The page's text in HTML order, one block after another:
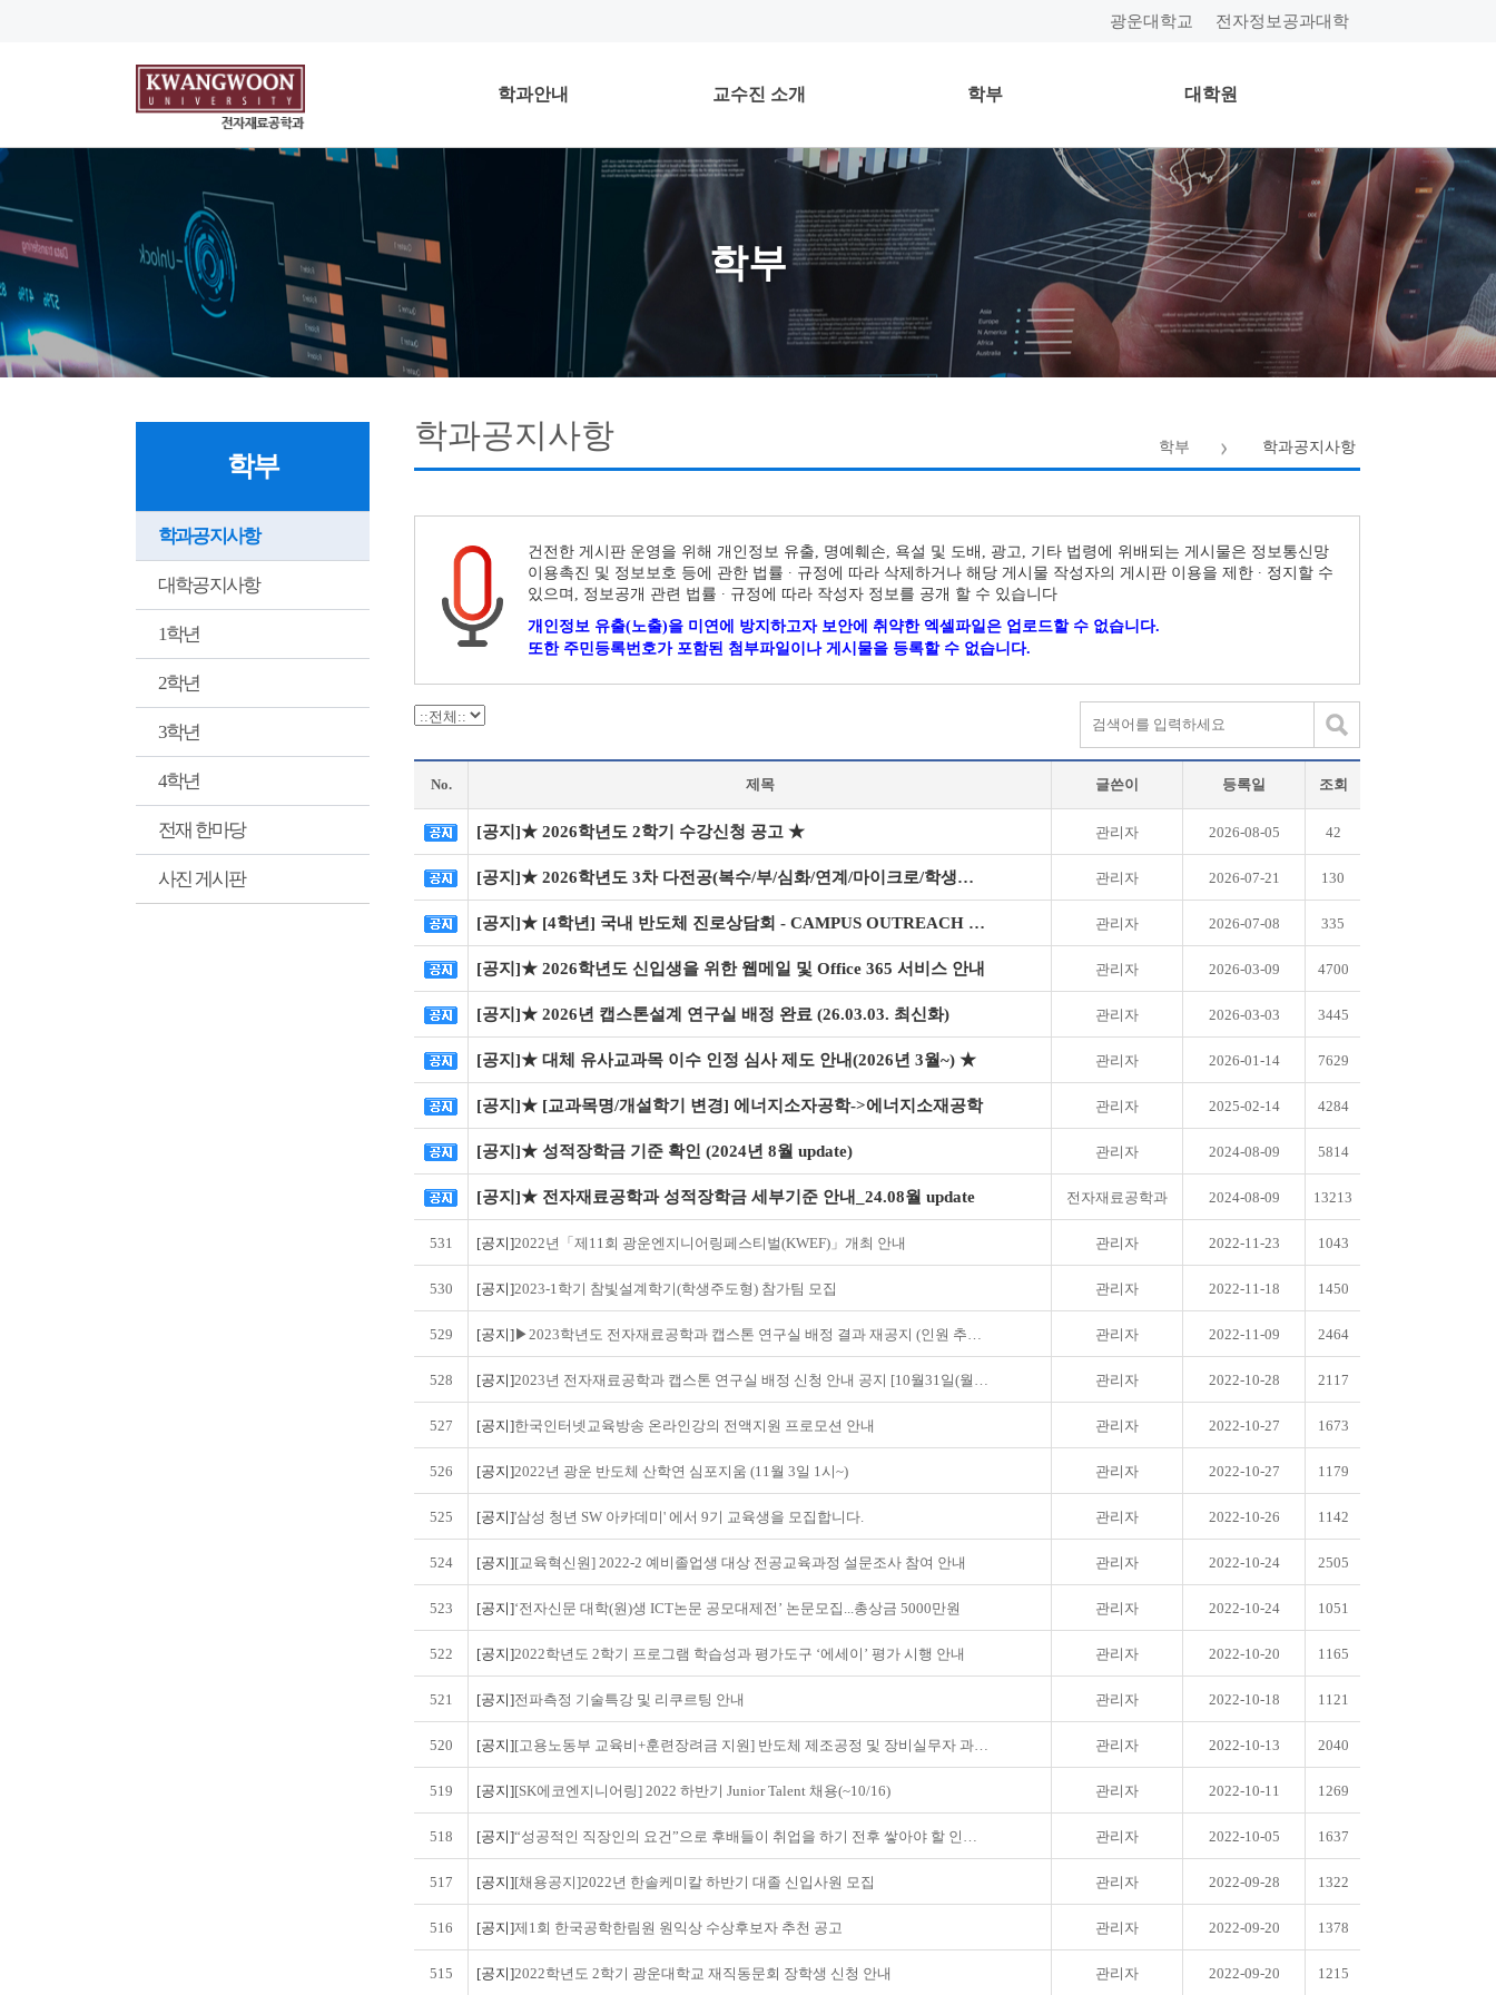
광운대학교 전자정보공과대학
학과안내 교수진 소개 학부 대학원
학부
학부
학과공지사항
대학공지사항
1학년
2학년
3학년
4학년
전재 한마당
사진 게시판
학부 학과공지사항
학과공지사항
건전한 게시판 운영을 위해 개인정보 유출, 명예훼손, 욕설 및 도배, 광고, 기타 법령에 위배되는 게시물은 정보통신망
이용촉진 및 정보보호 등에 관한 법률 ∙ 규정에 따라 삭제하거나 해당 게시물 작성자의 게시판 이용을 제한 ∙ 정지할 수
있으며, 정보공개 관련 법률 ∙ 규정에 따라 작성자 정보를 공개 할 수 있습니다
개인정보 유출(노출)을 미연에 방지하고자 보안에 취약한 엑셀파일은 업로드할 수 없습니다.
또한 주민등록번호가 포함된 첨부파일이나 게시물을 등록할 수 없습니다.
No. 제목 글쓴이 등록일 조회
[공지]★ 2026학년도 2학기 수강신청 공고 ★ 관리자 2026-08-05 42
[공지]★ 2026학년도 3차 다전공(복수/부/심화/연계/마이크로/학생설계융합전공) 신청 안내 관리자 2026-07-21 130
[공지]★ [4학년] 국내 반도체 진로상담회 - CAMPUS OUTREACH 2026 개최 안내 관리자 2026-07-08 335
[공지]★ 2026학년도 신입생을 위한 웹메일 및 Office 365 서비스 안내 관리자 2026-03-09 4700
[공지]★ 2026년 캡스톤설계 연구실 배정 완료 (26.03.03. 최신화) 관리자 2026-03-03 3445
[공지]★ 대체 유사교과목 이수 인정 심사 제도 안내(2026년 3월~) ★ 관리자 2026-01-14 7629
[공지]★ [교과목명/개설학기 변경] 에너지소자공학->에너지소재공학 관리자 2025-02-14 4284
[공지]★ 성적장학금 기준 확인 (2024년 8월 update) 관리자 2024-08-09 5814
[공지]★ 전자재료공학과 성적장학금 세부기준 안내_24.08월 update 전자재료공학과 2024-08-09 13213
531 [공지]2022년「제11회 광운엔지니어링페스티벌(KWEF)」개최 안내 관리자 2022-11-23 1043
530 [공지]2023-1학기 참빛설계학기(학생주도형) 참가팀 모집 관리자 2022-11-18 1450
529 [공지]▶2023학년도 전자재료공학과 캡스톤 연구실 배정 결과 재공지 (인원 추가 및 재배정) 관리자 2022-11-09 2464
528 [공지]2023년 전자재료공학과 캡스톤 연구실 배정 신청 안내 공지 [10월31일(월)~11월4일(금)] 관리자 2022-10-28 2117
527 [공지]한국인터넷교육방송 온라인강의 전액지원 프로모션 안내 관리자 2022-10-27 1673
526 [공지]2022년 광운 반도체 산학연 심포지움 (11월 3일 1시~) 관리자 2022-10-27 1179
525 [공지]'삼성 청년 SW 아카데미' 에서 9기 교육생을 모집합니다. 관리자 2022-10-26 1142
524 [공지][교육혁신원] 2022-2 예비졸업생 대상 전공교육과정 설문조사 참여 안내 관리자 2022-10-24 2505
523 [공지]‘전자신문 대학(원)생 ICT논문 공모대제전’ 논문모집...총상금 5000만원 관리자 2022-10-24 1051
522 [공지]2022학년도 2학기 프로그램 학습성과 평가도구 ‘에세이’ 평가 시행 안내 관리자 2022-10-20 1165
521 [공지]전파측정 기술특강 및 리쿠르팅 안내 관리자 2022-10-18 1121
520 [공지][고용노동부 교육비+훈련장려금 지원] 반도체 제조공정 및 장비실무자 과정안내 관리자 2022-10-13 2040
519 [공지][SK에코엔지니어링] 2022 하반기 Junior Talent 채용(~10/16) 관리자 2022-10-11 1269
518 [공지]“성공적인 직장인의 요건”으로 후배들이 취업을 하기 전후 쌓아야 할 인성과 역량 강연 안내 관리자 2022-10-05 1637
517 [공지][채용공지]2022년 한솔케미칼 하반기 대졸 신입사원 모집 관리자 2022-09-28 1322
516 [공지]제1회 한국공학한림원 원익상 수상후보자 추천 공고 관리자 2022-09-20 1378
515 [공지]2022학년도 2학기 광운대학교 재직동문회 장학생 신청 안내 관리자 2022-09-20 1215